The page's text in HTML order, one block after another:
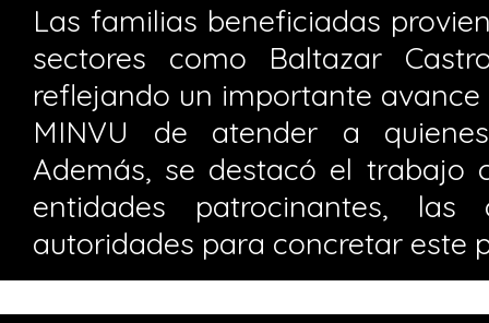
Las familias beneficiadas
sectores como Baltazar
reflejando un importante
MINVU de atender a
Además, se destacó el trabajo
entidades patrocinantes,
autoridades para concretar este